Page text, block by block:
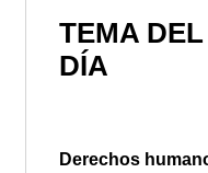
TEMA DEL
DÍA
Derechos